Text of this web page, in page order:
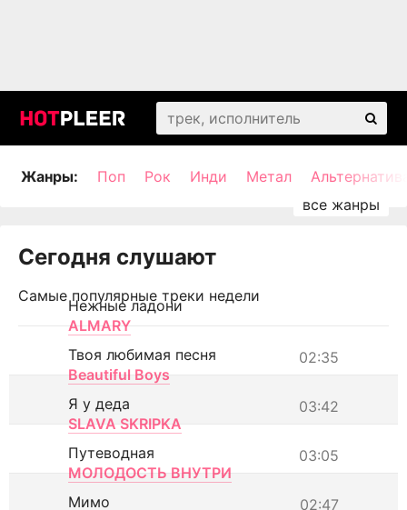
Жанры: Поп Рок Инди Метал
Сегодня слушают
Самые популярные треки недели
Нежные ладони
ALMARY
02:35
Твоя любимая песня
Beautiful Boys
03:42
Я у деда
SLAVA SKRIPKA
03:05
Путеводная
МОЛОДОСТЬ ВНУТРИ
02:47
Мимо